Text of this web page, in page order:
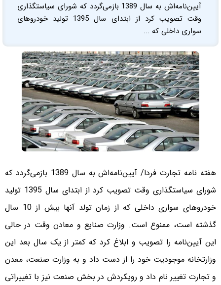
آیین‌نامه‌اش به سال 1389 بازمی‌گردد که شورای سیاستگذاری
وقت تصویب کرد از ابتدای سال 1395 تولید خودروهای
سواری داخلی که ...
هفته نامه تجارت فردا/ آیین‌نامه‌اش به سال 1389 بازمی‌گردد که
شورای سیاستگذاری وقت تصویب کرد از ابتدای سال 1395 تولید
خودروهای سواری داخلی که از زمان تولد آنها بیش از 10 سال
گذشته است، ممنوع است. وزارت صنایع و معادن وقت در حالی
این آیین‌نامه را تصویب و ابلاغ کرد که کمتر از یک سال بعد این
وزارتخانه موجودیت خود را از دست داد و به وزارت صنعت، معدن
و تجارت تغییر نام داد و رویکردش در بخش صنعت نیز با تغییراتی